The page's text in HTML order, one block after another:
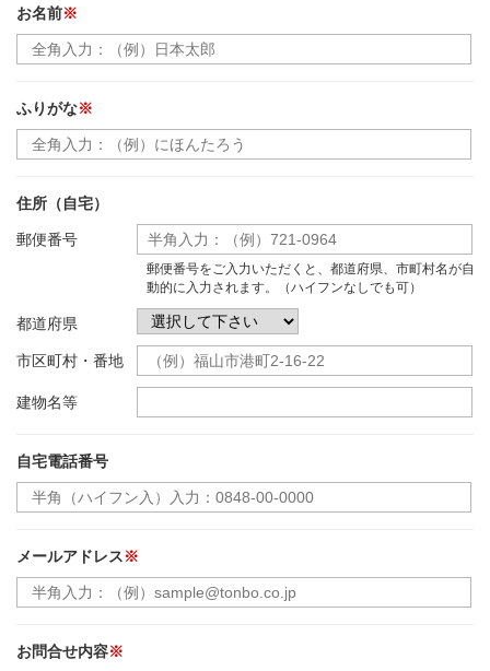
お名前※
ふりがな※
住所（自宅）
郵便番号
郵便番号をご入力いただくと、都道府県、市町村名が自
動的に入力されます。（ハイフンなしでも可）
都道府県
市区町村・番地
建物名等
自宅電話番号
メールアドレス ※
お問合せ内容※